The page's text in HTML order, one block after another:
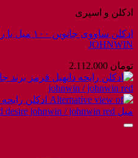
ادکلن و اسپری
JOHNWIN
تومان